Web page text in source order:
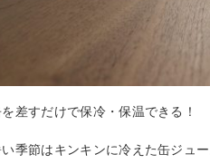
差すだけで保冷・保温できる！
季節はキンキンに冷えた缶ジュ